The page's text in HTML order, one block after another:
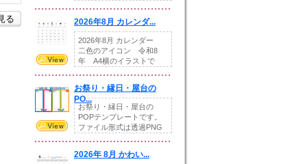
る 2026年8月 カレンダ...
2026年8月 カレンダー
二色のアイコン 令和8
年 A4横のイラストで
お祭り・縁日・屋台の
PO...
お祭り・縁日・屋台の
POPテンプレートです。
ファイル形式は透過PNG
2026年 8月 かわい...